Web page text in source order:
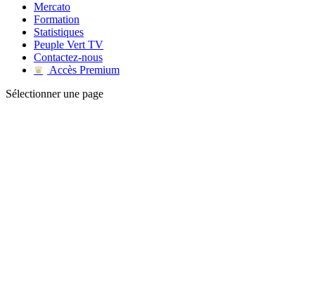
Mercato
Formation
Statistiques
Peuple Vert TV
Contactez-nous
♛
Accès Premium
Sélectionner une page